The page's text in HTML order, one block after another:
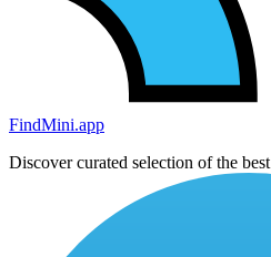
FindMini.app
Discover curated selection of the best